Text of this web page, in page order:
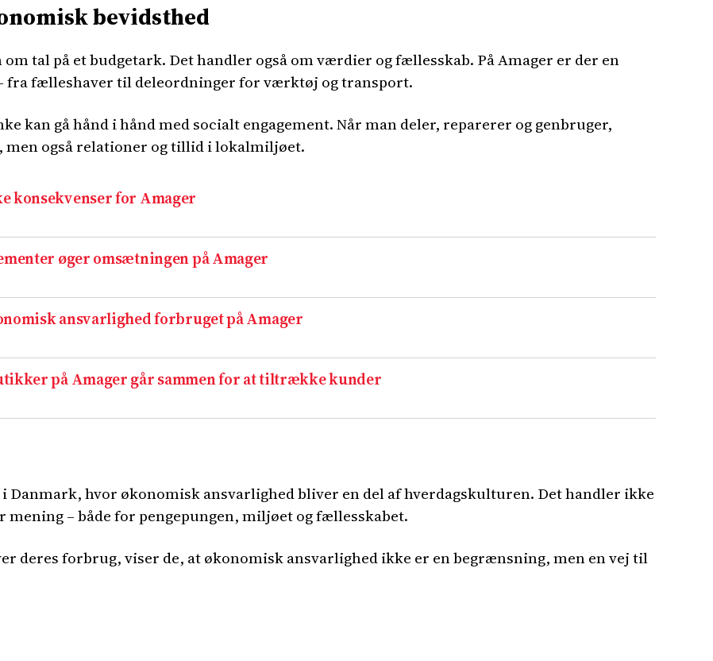
bevidsthed
tal på et budgetark. Det handler også om værdier og fællesskab. På Amager er der en
fra fælleshaver til deleordninger for værktøj og transport.
kan gå hånd i hånd med socialt engagement. Når man deler, reparerer og genbruger,
også relationer og tillid i lokalmiljøet.
konsekvenser for Amager
øger omsætningen på Amager
ansvarlighed forbruget på Amager
på Amager går sammen for at tiltrække kunder
Danmark, hvor økonomisk ansvarlighed bliver en del af hverdagskulturen. Det handler ikke
– både for pengepungen, miljøet og fællesskabet.
deres forbrug, viser de, at økonomisk ansvarlighed ikke er en begrænsning, men en vej til